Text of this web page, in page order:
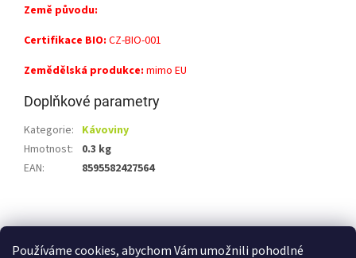
Používáme cookies, abychom Vám umožnili pohodlné
Země původu:
Certifikace BIO: CZ-BIO-001
Zemědělská produkce: mimo EU
Doplňkové parametry
Kategorie: Kávoviny
Hmotnost:
0.3 kg
EAN: 8595582427564
á